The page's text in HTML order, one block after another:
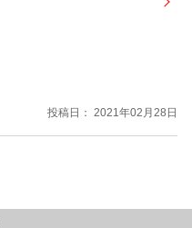
投稿日： 2021年02月28日